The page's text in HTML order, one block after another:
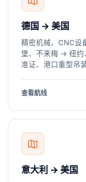
德国 → 美国
精密机械、CNC设
堡、不来梅 → 纽约
准证、港口重型吊装
查看航线
意大利 → 美国